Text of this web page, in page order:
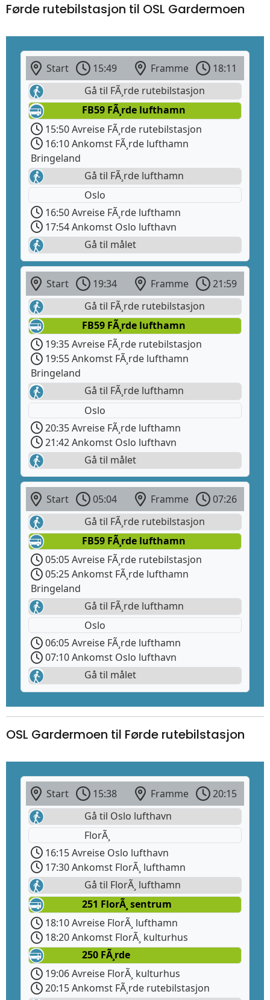
Førde rutebilstasjon til OSL Gardermoen
Start 15:49 Framme
18:11
Gå til FÃ¸rde rutebilstasjon
FB59 FÃ¸rde lufthamn
15:50 Avreise FÃ¸rde rutebilstasjon
16:10 Ankomst FÃ¸rde lufthamn
Bringeland
Gå til FÃ¸rde lufthamn
Oslo
16:50 Avreise FÃ¸rde lufthamn
17:54 Ankomst Oslo lufthavn
Gå til målet
Start 19:34 Framme
21:59
Gå til FÃ¸rde rutebilstasjon
FB59 FÃ¸rde lufthamn
19:35 Avreise FÃ¸rde rutebilstasjon
19:55 Ankomst FÃ¸rde lufthamn
Bringeland
Gå til FÃ¸rde lufthamn
Oslo
20:35 Avreise FÃ¸rde lufthamn
21:42 Ankomst Oslo lufthavn
Gå til målet
Start 05:04 Framme
07:26
Gå til FÃ¸rde rutebilstasjon
FB59 FÃ¸rde lufthamn
05:05 Avreise FÃ¸rde rutebilstasjon
05:25 Ankomst FÃ¸rde lufthamn
Bringeland
Gå til FÃ¸rde lufthamn
Oslo
06:05 Avreise FÃ¸rde lufthamn
07:10 Ankomst Oslo lufthavn
Gå til målet
OSL Gardermoen til Førde rutebilstasjon
Start 15:38 Framme
20:15
Gå til Oslo lufthavn
FlorÃ¸
16:15 Avreise Oslo lufthavn
17:30 Ankomst FlorÃ¸ lufthamn
Gå til FlorÃ¸ lufthamn
251 FlorÃ¸ sentrum
18:10 Avreise FlorÃ¸ lufthamn
18:20 Ankomst FlorÃ¸ kulturhus
250 FÃ¸rde
19:06 Avreise FlorÃ¸ kulturhus
20:15 Ankomst FÃ¸rde rutebilstasjon